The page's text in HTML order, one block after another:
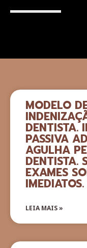
MODELO
DENTISTA.
PASSIVA
AGULHA
DENTISTA.
EXAMES
LEIA MAIS »